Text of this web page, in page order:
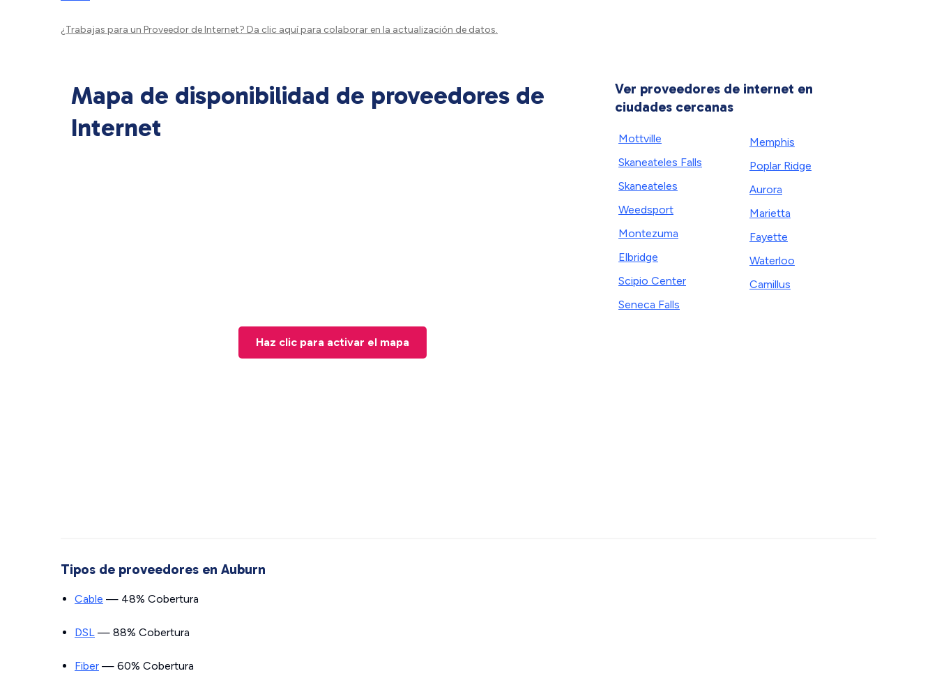
¿Trabajas para un Proveedor de Internet? Da clic aquípara colaborar en la actualización de datos.
Mapa de disponibilidad de proveedores de
Internet
Haz clic para activar el mapa
Ver proveedores de internet en
ciudades cercanas
Mottville
Skaneateles Falls
Skaneateles
Weedsport
Montezuma
Elbridge
Scipio Center
Seneca Falls
Memphis
Poplar Ridge
Aurora
Marietta
Fayette
Waterloo
Camillus
Tipos de proveedores en Auburn
Cable — 48% Cobertura
DSL — 88% Cobertura
Fiber — 60% Cobertura